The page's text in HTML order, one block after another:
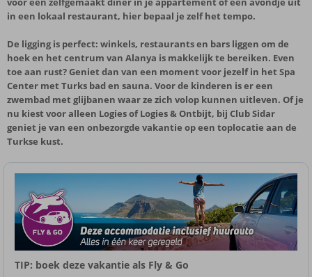
in een lokaal restaurant, hier bepaal je zelf het tempo.
De ligging is perfect: winkels, restaurants en bars liggen om de
hoek en het centrum van Alanya is makkelijk te bereiken. Even
toe aan rust? Geniet dan van een moment voor jezelf in het Spa
Center met Turks bad en sauna. Voor de kinderen is er een
zwembad met glijbanen waar ze zich volop kunnen uitleven. Of je
nu kiest voor alleen Logies of Logies & Ontbijt, bij Club Sidar
geniet je van een onbezorgde vakantie op een toplocatie aan de
Turkse kust.
TIP: boek deze vakantie als Fly & Go